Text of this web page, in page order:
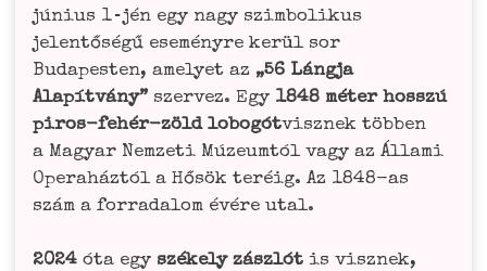
júni­us 1‑jén egy nagy szim­bo­li­kus
jelen­tő­sé­gű ese­mé­ny­re kerül sor
Buda­pes­ten, ame­ly­et az „56 Láng­ja
Alapít­vá­ny” szer­vez. Egy 1848 méter hoss­zú
piros-fehér-zöld lobo­gótvisz­nek töb­ben
a Magyar Nem­ze­ti Múze­um­tól vagy az Álla­mi
Ope­raház­tól a Hős­ök teré­ig. Az 1848-as
szám a for­ra­da­lom évé­re utal.
2024 óta egy szé­ke­ly zászlót is visz­nek,